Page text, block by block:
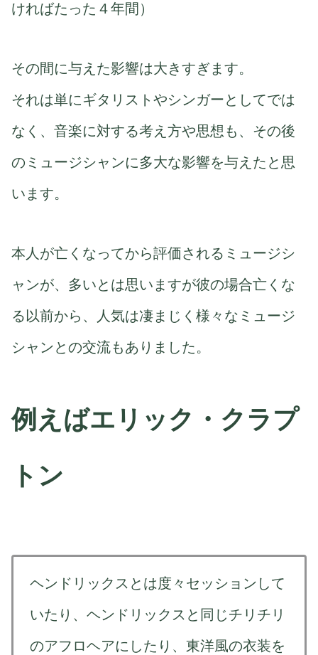
ければたった４年間）
その間に与えた影響は大きすぎます。
それは単にギタリストやシンガーとしてでは
なく、音楽に対する考え方や思想も、その後
のミュージシャンに多大な影響を与えたと思
います。
本人が亡くなってから評価されるミュージシ
ャンが、多いとは思いますが彼の場合亡くな
る以前から、人気は凄まじく様々なミュージ
シャンとの交流もありました。
例えばエリック・クラプ
トン
ヘンドリックスとは度々セッションして
いたり、ヘンドリックスと同じチリチリ
のアフロヘアにしたり、東洋風の衣装を